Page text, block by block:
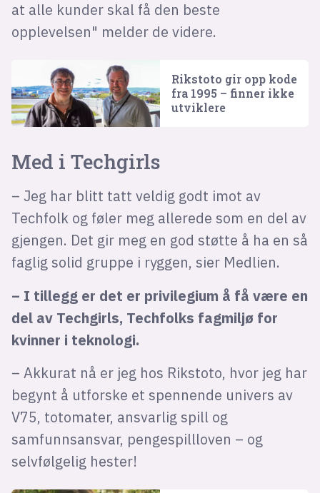
at alle kunder skal få den beste
opplevelsen" melder de videre.
Rikstoto gir opp kode
fra 1995 – finner ikke
utviklere
Med i Techgirls
– Jeg har blitt tatt veldig godt imot av
Techfolk og føler meg allerede som en del av
gjengen. Det gir meg en god støtte å ha en så
faglig solid gruppe i ryggen, sier Medlien.
– I tillegg er det er privilegium å få være en
del av Techgirls, Techfolks fagmiljø for
kvinner i teknologi.
– Akkurat nå er jeg hos Rikstoto, hvor jeg har
begynt å utforske et spennende univers av
V75, totomater, ansvarlig spill og
samfunnsansvar, pengespillloven – og
selvfølgelig hester!